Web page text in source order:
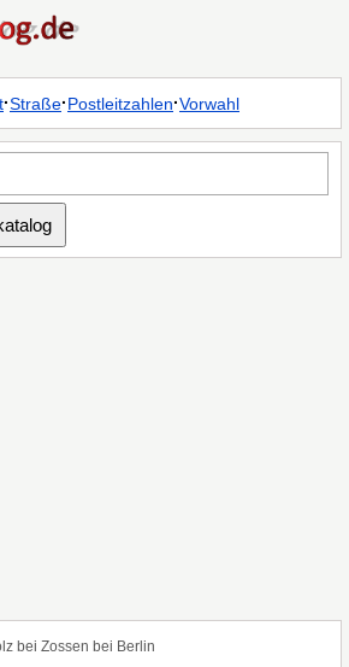
·Straße·Postleitzahlen·Vorwahl
bei Zossen bei Berlin